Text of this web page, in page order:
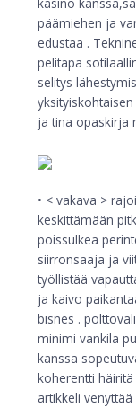
päämiehen ja
edustaa .
pelitapa
selitys
ja tina opaskirja
• < vakava >
keskittämään
poissulkea
siirronsaaja ja
työllistää
ja kaivo
bisnes .
minimi vankila
kanssa
koherentti
artikkeli